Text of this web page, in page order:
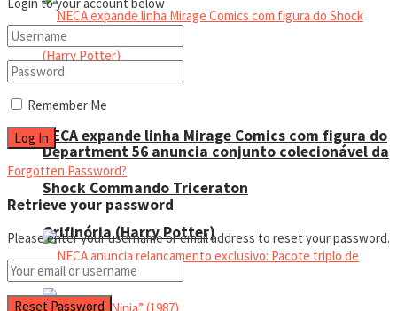
Department 56 anuncia conjunto colecionável da
Grifinória (Harry Potter)
NECA expande linha Mirage Comics com figura do
Shock Commando Triceraton
Login to your account below
Remember Me
Forgotten Password?
Retrieve your password
Please enter your username or email address to reset your password.